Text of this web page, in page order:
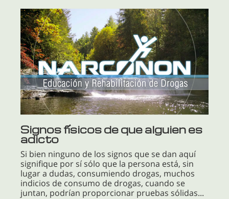
Signos físicos de que alguien es
adicto
Si bien ninguno de los signos que se dan aquí
signifique por sí sólo que la persona está, sin
lugar a dudas, consumiendo drogas, muchos
indicios de consumo de drogas, cuando se
juntan, podrían proporcionar pruebas sólidas...